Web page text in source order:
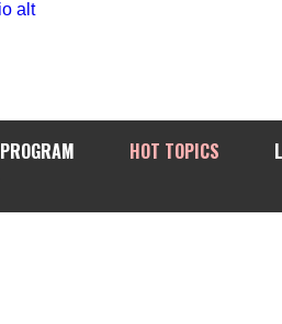
PROGRAM HOT TOPICS